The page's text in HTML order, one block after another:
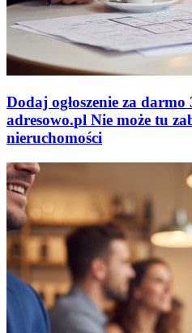
Dodaj ogłoszenie za darmo
adresowo.pl Nie może tu
nieruchomości